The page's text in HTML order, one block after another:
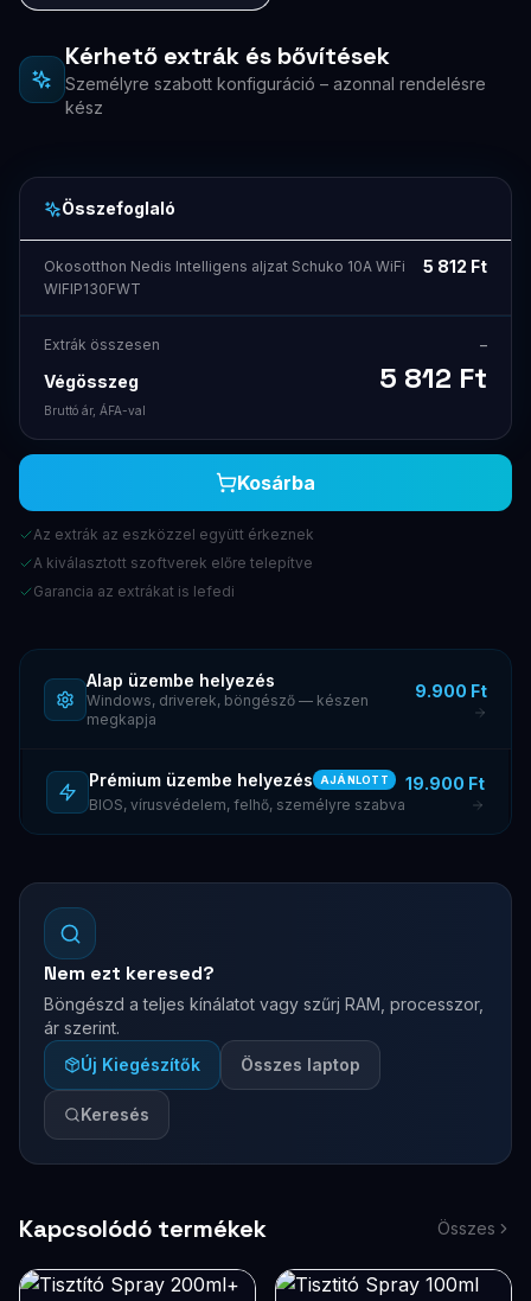
Kérhető extrák és bővítések
Személyre szabott konfiguráció – azonnal rendelésre
kész
Összefoglaló
Okosotthon Nedis Intelligens aljzat Schuko 10A WiFi
WIFIP130FWT
5 812 Ft
Extrák összesen –
Végösszeg 5 812 Ft
Bruttó ár, ÁFA-val
Kosárba
Az extrák az eszközzel együtt érkeznek
A kiválasztott szoftverek előre telepítve
Garancia az extrákat is lefedi
Alap üzembe helyezés
Windows, driverek, böngésző — készen
megkapja
9.900 Ft
Prémium üzembe helyezés AJÁNLOTT
BIOS, vírusvédelem, felhő, személyre szabva
19.900 Ft
Nem ezt keresed?
Böngészd a teljes kínálatot vagy szűrj RAM, processzor,
ár szerint.
Új Kiegészítők
Összes laptop
Keresés
Kapcsolódó termékek Összes